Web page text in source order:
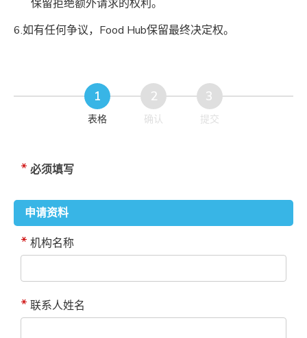
保留拒绝额外请求的权利。
6.如有任何争议，Food Hub保留最终决定权。
表格 确认 提交
必须填写
申请资料
机构名称
联系人姓名